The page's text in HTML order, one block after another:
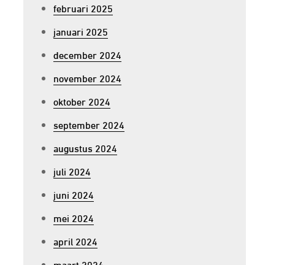
februari 2025
januari 2025
december 2024
november 2024
oktober 2024
september 2024
augustus 2024
juli 2024
juni 2024
mei 2024
april 2024